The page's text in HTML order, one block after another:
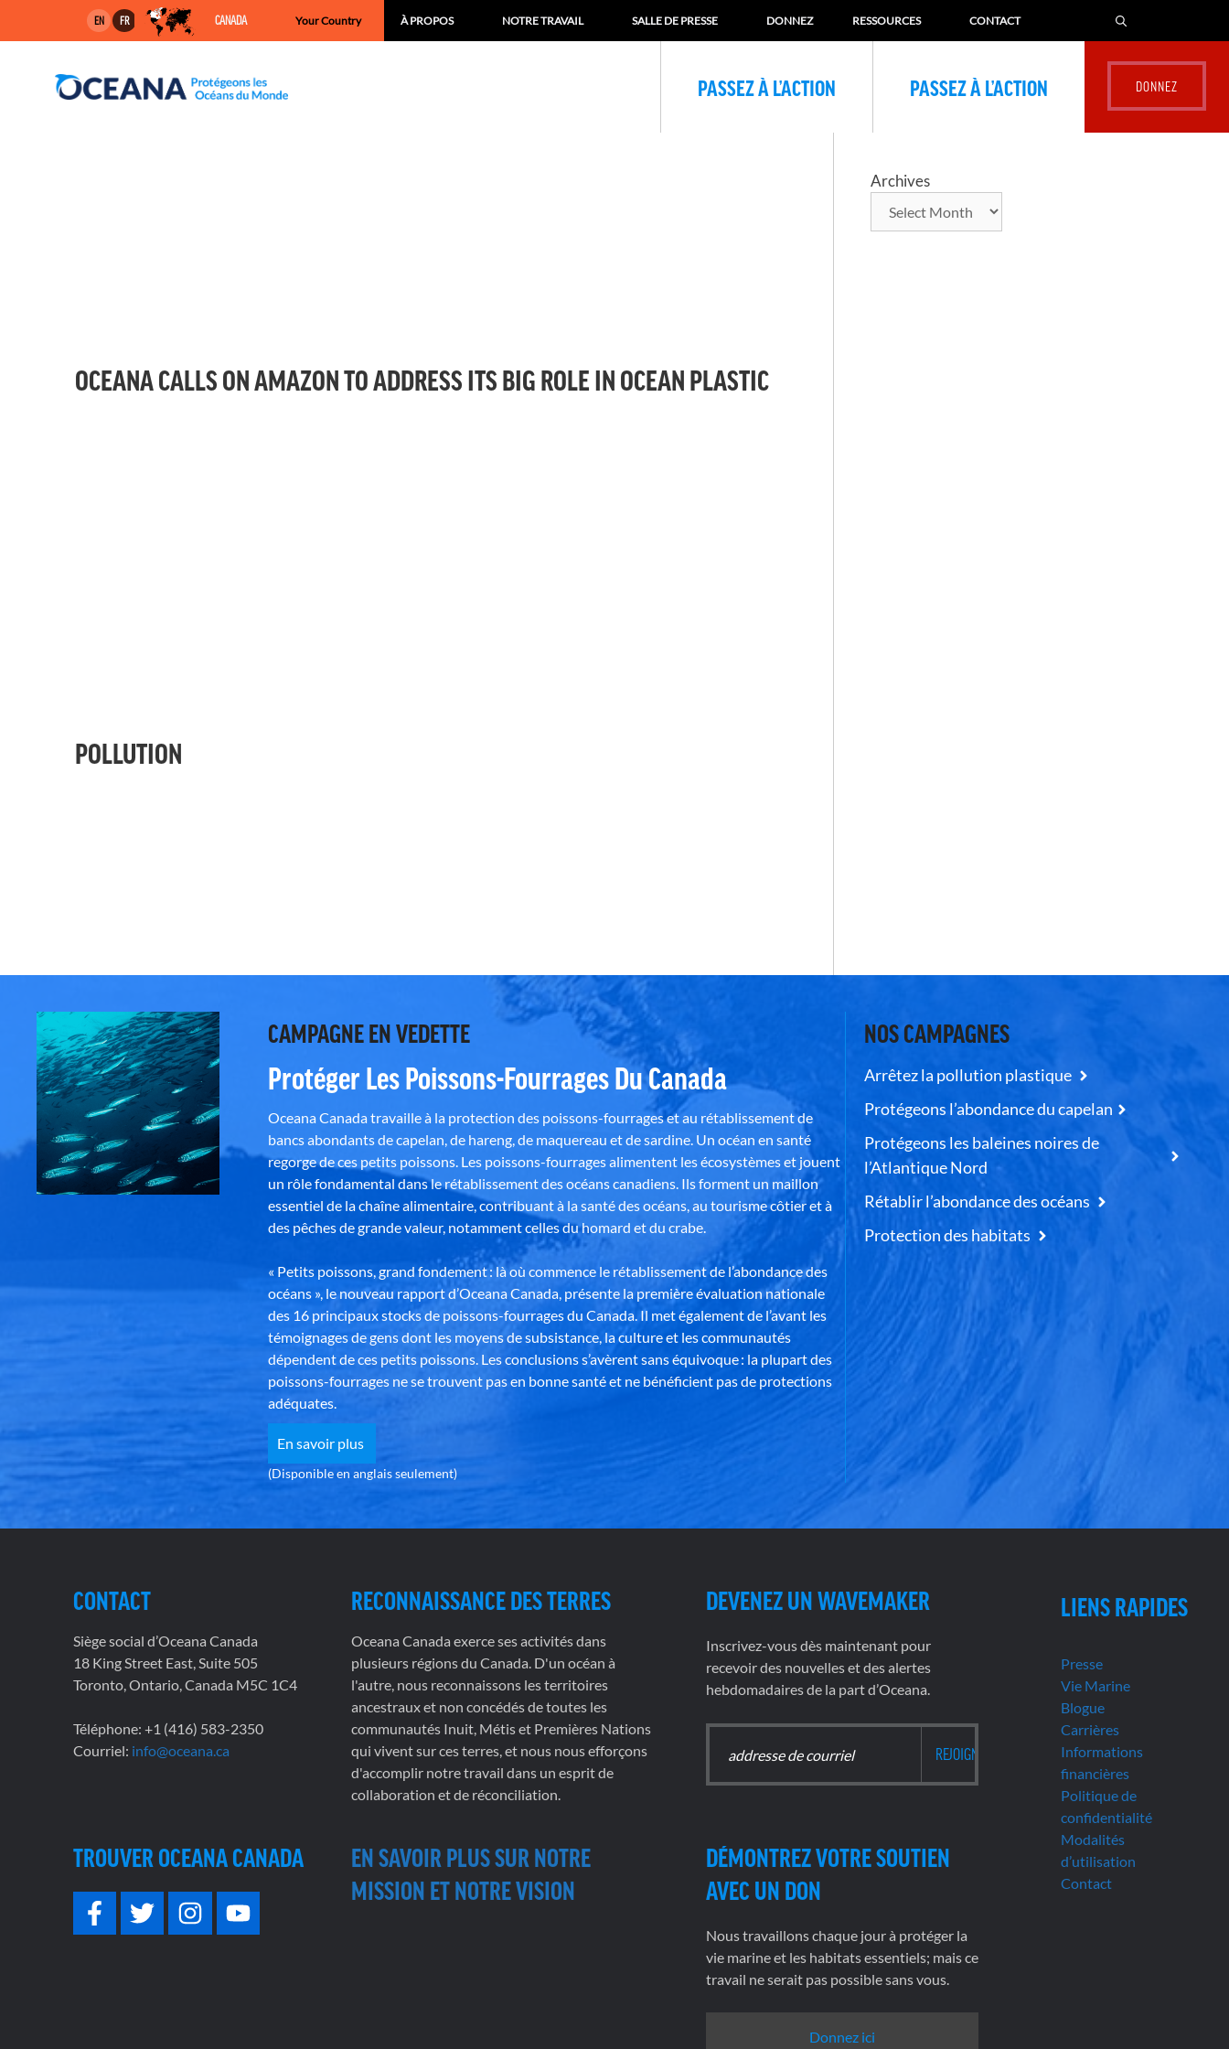
EN FR CANADA Your Country À PROPOS NOTRE TRAVAIL SALLE DE PRESSE DONNEZ RESSOURCES CONTACT
PASSEZ À L’ACTION PASSEZ À L’ACTION
OCEANA CALLS ON AMAZON TO ADDRESS ITS BIG ROLE IN OCEAN PLASTIC
POLLUTION
Archives
CAMPAGNE EN VEDETTE
Protéger Les Poissons-Fourrages Du Canada
Oceana Canada travaille à la protection des poissons-fourrages et au rétablissement de
bancs abondants de capelan, de hareng, de maquereau et de sardine. Un océan en santé
regorge de ces petits poissons. Les poissons-fourrages alimentent les écosystèmes et jouent
un rôle fondamental dans le rétablissement des océans canadiens. Ils forment un maillon
essentiel de la chaîne alimentaire, contribuant à la santé des océans, au tourisme côtier et à
des pêches de grande valeur, notamment celles du homard et du crabe.
« Petits poissons, grand fondement : là où commence le rétablissement de l’abondance des
océans », le nouveau rapport d’Oceana Canada, présente la première évaluation nationale
des 16 principaux stocks de poissons-fourrages du Canada. Il met également de l’avant les
témoignages de gens dont les moyens de subsistance, la culture et les communautés
dépendent de ces petits poissons. Les conclusions s’avèrent sans équivoque : la plupart des
poissons-fourrages ne se trouvent pas en bonne santé et ne bénéficient pas de protections
adéquates.
En savoir plus
(Disponible en anglais seulement)
NOS CAMPAGNES
Arrêtez la pollution plastique
Protégeons l’abondance du capelan
Protégeons les baleines noires de
l’Atlantique Nord
Rétablir l’abondance des océans
Protection des habitats
CONTACT
Siège social d’Oceana Canada
18 King Street East, Suite 505
Toronto, Ontario, Canada M5C 1C4
Téléphone: +1 (416) 583-2350
Courriel: info@oceana.ca
TROUVER OCEANA CANADA
RECONNAISSANCE DES TERRES
Oceana Canada exerce ses activités dans
plusieurs régions du Canada. D'un océan à
l'autre, nous reconnaissons les territoires
ancestraux et non concédés de toutes les
communautés Inuit, Métis et Premières Nations
qui vivent sur ces terres, et nous nous efforçons
d'accomplir notre travail dans un esprit de
collaboration et de réconciliation.
EN SAVOIR PLUS SUR NOTRE
MISSION ET NOTRE VISION
DEVENEZ UN WAVEMAKER
Inscrivez-vous dès maintenant pour
recevoir des nouvelles et des alertes
hebdomadaires de la part d’Oceana.
DÉMONTREZ VOTRE SOUTIEN
AVEC UN DON
Nous travaillons chaque jour à protéger la
vie marine et les habitats essentiels; mais ce
travail ne serait pas possible sans vous.
Donnez ici
LIENS RAPIDES
Presse
Vie Marine
Blogue
Carrières
Informations
financières
Politique de
confidentialité
Modalités
d’utilisation
Contact